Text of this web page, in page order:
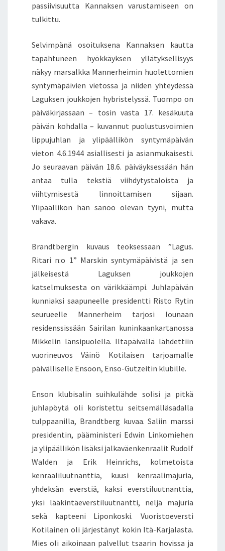
passiivisuutta Kannaksen varustamiseen on
tulkittu.
Selvimpänä osoituksena Kannaksen kautta
tapahtuneen hyökkäyksen yllätyksellisyys
näkyy marsalkka Mannerheimin huolettomien
syntymäpäivien vietossa ja niiden yhteydessä
Laguksen joukkojen hybristelyssä. Tuompo on
päiväkirjassaan – tosin vasta 17. kesäkuuta
päivän kohdalla – kuvannut puolustusvoimien
lippujuhlan ja ylipäällikön syntymäpäivän
vieton 4.6.1944 asiallisesti ja asianmukaisesti.
Jo seuraavan päivän 18.6. päiväyksessään hän
antaa tulla tekstiä viihdytystaloista ja
viihtymisestä linnoittamisen sijaan.
Ylipäällikön hän sanoo olevan tyyni, mutta
vakava.
Brandtbergin kuvaus teoksessaan ”Lagus.
Ritari n:o 1” Marskin syntymäpäivistä ja sen
jälkeisestä Laguksen joukkojen
katselmuksesta on värikkäämpi. Juhlapäivän
kunniaksi saapuneelle presidentti Risto Rytin
seurueelle Mannerheim tarjosi lounaan
residenssissään Sairilan kuninkaankartanossa
Mikkelin länsipuolella. Iltapäivällä lähdettiin
vuorineuvos Väinö Kotilaisen tarjoamalle
päivälliselle Ensoon, Enso-Gutzeitin klubille.
Enson klubisalin suihkulähde solisi ja pitkä
juhlapöytä oli koristettu seitsemälläsadalla
tulppaanilla, Brandtberg kuvaa. Saliin marssi
presidentin, pääministeri Edwin Linkomiehen
ja ylipäällikön lisäksi jalkaväenkenraalit Rudolf
Walden ja Erik Heinrichs, kolmetoista
kenraaliluutnanttia, kuusi kenraalimajuria,
yhdeksän everstiä, kaksi everstiluutnanttia,
yksi lääkintäeverstiluutnantti, neljä majuria
sekä kapteeni Liponkoski. Vuoristoeversti
Kotilainen oli järjestänyt kokin Itä-Karjalasta.
Mies oli aikoinaan palvellut tsaarin hovissa ja